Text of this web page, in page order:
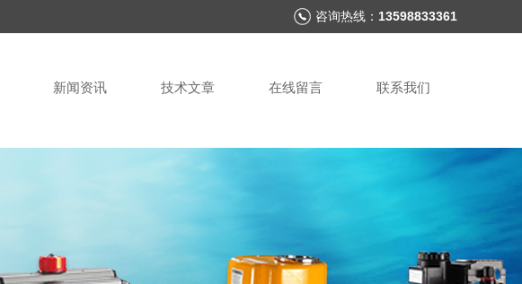
咨询热线： 13598833361
新闻资讯 技术文章 在线留言 联系我们